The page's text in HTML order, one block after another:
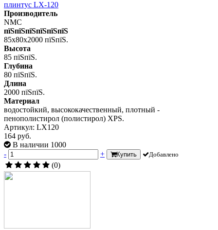
плинтус LX-120
Производитель
NMC
пїЅпїЅпїЅпїЅпїЅпїЅ
85x80x2000 пїЅпїЅ.
Высота
85 пїЅпїЅ.
Глубина
80 пїЅпїЅ.
Длина
2000 пїЅпїЅ.
Материал
водостойкий, высококачественный, плотный -
пенополистирол (полистирол) XPS.
Артикул: LX120
164 руб.
В наличии 1000
-
+ Купить Добавлено
(0)